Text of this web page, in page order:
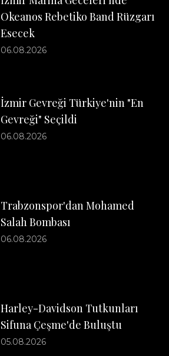
Okeanos Rebetiko Band Rüzgarı
Esecek
06.08.2026
İzmir Gevreği Türkiye'nin "En
Gevreği" Seçildi
06.08.2026
Trabzonspor'dan Mohamed
Salah Bombası
06.08.2026
Harley-Davidson Tutkunları
Sifuna Çeşme'de Buluştu
05.08.2026